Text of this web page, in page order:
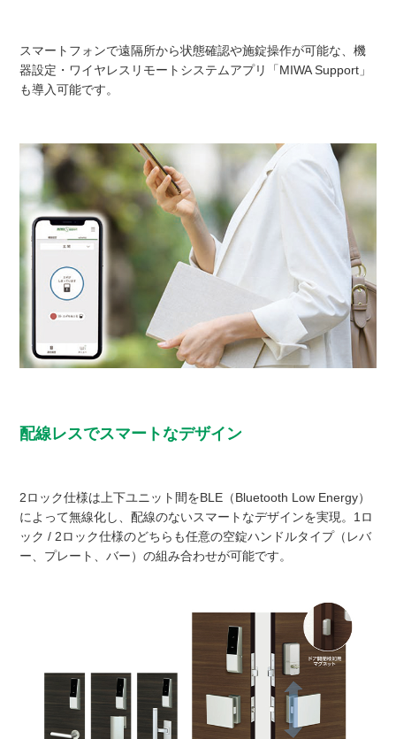
スマートフォンで遠隔所から状態確認や施錠操作が可能な、機
器設定・ワイヤレスリモートシステムアプリ「MIWA Support」
も導入可能です。
配線レスでスマートなデザイン
2ロック仕様は上下ユニット間をBLE（Bluetooth Low Energy）
によって無線化し、配線のないスマートなデザインを実現。1ロ
ック / 2ロック仕様のどちらも任意の空錠ハンドルタイプ（レバ
ー、プレート、バー）の組み合わせが可能です。